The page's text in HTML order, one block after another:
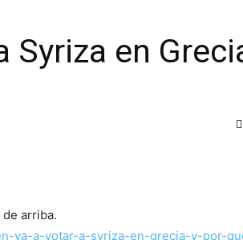
Syriza en
arriba.
va-a-votar-a-syriza-en-grecia-y-por-